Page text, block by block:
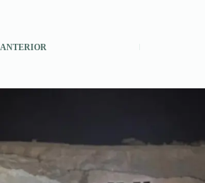
ANTERIOR